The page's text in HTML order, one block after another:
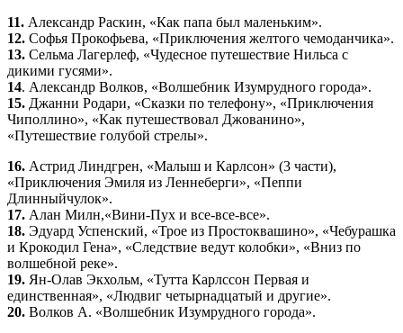
11. Александр Раскин, «Как папа был маленьким».
12. Софья Прокофьева, «Приключения желтого чемоданчика».
13. Сельма Лагерлеф, «Чудесное путешествие Нильса с
дикими гусями».
14. Александр Волков, «Волшебник Изумрудного города».
15. Джанни Родари, «Сказки по телефону», «Приключения
Чиполлино», «Как путешествовал Джованино»,
«Путешествие голубой стрелы».
16. Астрид Линдгрен, «Малыш и Карлсон» (3 части),
«Приключения Эмиля из Леннеберги», «Пеппи
Длинныйчулок».
17. Алан Милн,«Вини-Пух и все-все-все».
18. Эдуард Успенский, «Трое из Простоквашино», «Чебурашка
и Крокодил Гена», «Следствие ведут колобки», «Вниз по
волшебной реке».
19. Ян-Олав Экхольм, «Тутта Карлссон Первая и
единственная», «Людвиг четырнадцатый и другие».
20. Волков А. «Волшебник Изумрудного города».